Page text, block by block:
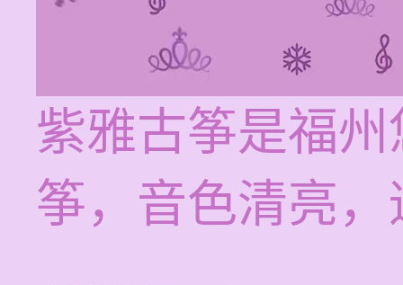
紫雅古筝是福
筝，音色清亮